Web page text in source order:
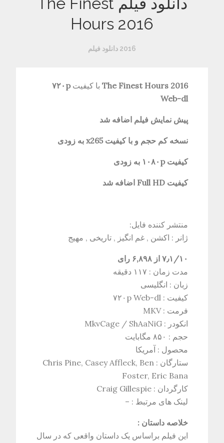
Hours 2016
2016 دانلود فیلم
The Finest Hours 2016 با کیفیت۷۲۰p
Web-dl
پیش نمایش فیلم اضافه شد
نسخه کم حجم و با کیفیت x265 به زودی
کیفیت ۱۰۸۰p به زودی
کیفیت Full HD اضافه شد
منتشر کننده فایل:
ژانر : اکشن , غم انگیز , تاریخی , مهیج
۷٫۱/۱۰ از ۶,۸۹۸ رای
مدت زمان : ۱۱۷ دقیقه
زبان : انگلیسی
کیفیت : ۷۲۰p Web-dl
فرمت : MKV
انکودر : MkvCage / ShAaNiG
حجم : ۸۵۰ مگابایت
محصول : آمریکا
ستارگان :Chris Pine, Casey Affleck, Ben
Foster, Eric Bana
کارگردان :Craig Gillespie
لینک های مرتبط : –
خلاصه داستان :
این فیلم براساس یک داستان واقعی که در سال